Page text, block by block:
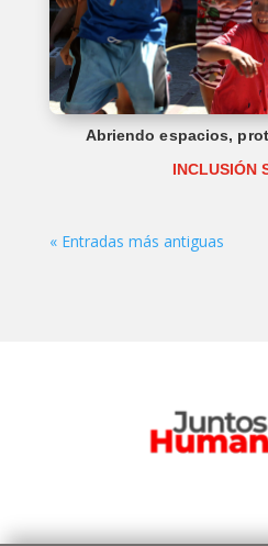
Abriendo espacios,
INCLUSIÓN
« Entradas más antiguas